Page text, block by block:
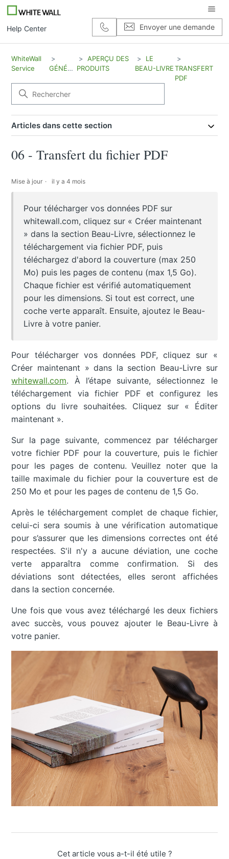
Help Center Envoyer une demande
WhiteWall
Service
GÉNÉRAL
APERÇU DES
PRODUITS
LE
BEAU-LIVRETRANSFERT
PDF
Articles dans cette section
06 - Transfert du fichier PDF
Mise à jour il y a 4 mois
Pour télécharger vos données PDF sur
whitewall.com, cliquez sur « Créer maintenant
» dans la section Beau-Livre, sélectionnez le
téléchargement via fichier PDF, puis
téléchargez d'abord la couverture (max 250
Mo) puis les pages de contenu (max 1,5 Go).
Chaque fichier est vérifié automatiquement
pour les dimensions. Si tout est correct, une
coche verte apparaît. Ensuite, ajoutez le Beau-
Livre à votre panier.
Pour télécharger vos données PDF, cliquez sur «
Créer maintenant » dans la section Beau-Livre sur
whitewall.com. À l’étape suivante, sélectionnez le
téléchargement via fichier PDF et configurez les
options du livre souhaitées. Cliquez sur « Éditer
maintenant ».
Sur la page suivante, commencez par télécharger
votre fichier PDF pour la couverture, puis le fichier
pour les pages de contenu. Veuillez noter que la
taille maximale du fichier pour la couverture est de
250 Mo et pour les pages de contenu de 1,5 Go.
Après le téléchargement complet de chaque fichier,
celui-ci sera soumis à une vérification automatique
pour s’assurer que les dimensions correctes ont été
respectées. S'il n'y a aucune déviation, une coche
verte apparaîtra comme confirmation. Si des
déviations sont détectées, elles seront affichées
dans la section concernée.
Une fois que vous avez téléchargé les deux fichiers
avec succès, vous pouvez ajouter le Beau-Livre à
votre panier.
Cet article vous a-t-il été utile ?